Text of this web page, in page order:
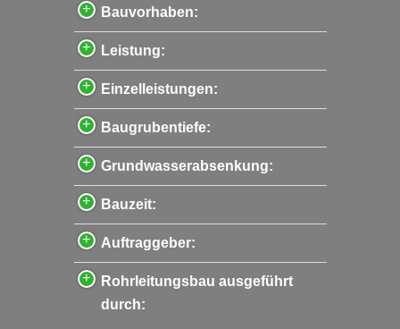
Bauvorhaben:
Leistung:
Einzelleistungen:
Baugrubentiefe:
Grundwasserabsenkung:
Bauzeit:
Auftraggeber:
Rohrleitungsbau ausgeführt
durch: